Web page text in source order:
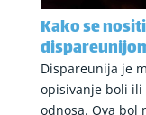
Kako se
Dispareunija je
opisivanje boli ili
odnosa. Ova bol